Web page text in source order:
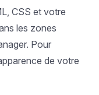
CSS et votre
les zones
Pour
de votre